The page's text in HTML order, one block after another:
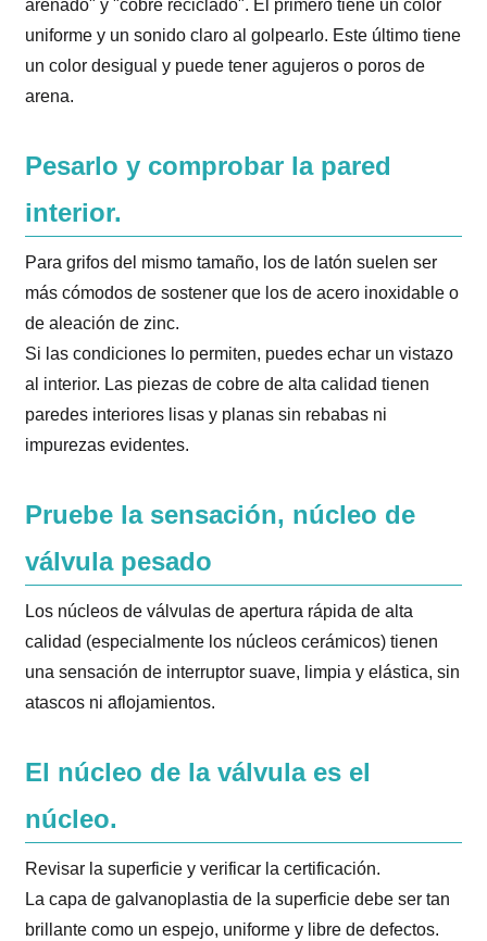
arenado" y "cobre reciclado". El primero tiene un color
uniforme y un sonido claro al golpearlo. Este último tiene
un color desigual y puede tener agujeros o poros de
arena.
Pesarlo y comprobar la pared
interior.
Para grifos del mismo tamaño, los de latón suelen ser
más cómodos de sostener que los de acero inoxidable o
de aleación de zinc.
Si las condiciones lo permiten, puedes echar un vistazo
al interior. Las piezas de cobre de alta calidad tienen
paredes interiores lisas y planas sin rebabas ni
impurezas evidentes.
Pruebe la sensación, núcleo de
válvula pesado
Los núcleos de válvulas de apertura rápida de alta
calidad (especialmente los núcleos cerámicos) tienen
una sensación de interruptor suave, limpia y elástica, sin
atascos ni aflojamientos.
El núcleo de la válvula es el
núcleo.
Revisar la superficie y verificar la certificación.
La capa de galvanoplastia de la superficie debe ser tan
brillante como un espejo, uniforme y libre de defectos.